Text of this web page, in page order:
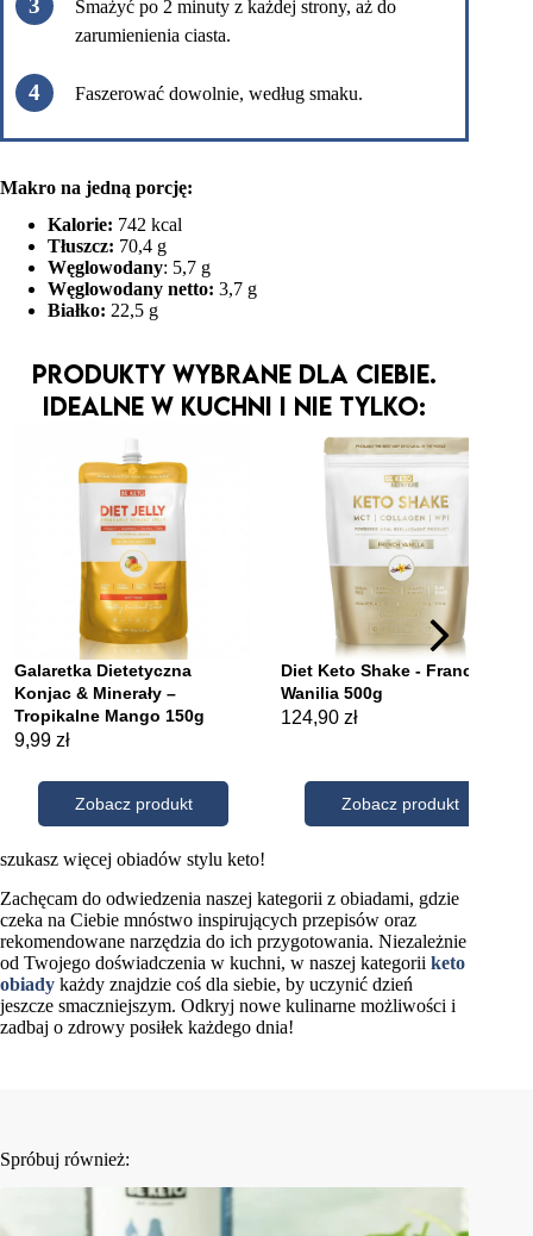
Smażyć po 2 minuty z każdej strony, aż do
zarumienienia ciasta.
Faszerować dowolnie, według smaku.
Makro na jedną porcję:
Kalorie: 742 kcal
Tłuszcz: 70,4 g
Węglowodany: 5,7 g
Węglowodany netto: 3,7 g
Białko: 22,5 g
Produkty wybrane dla Ciebie.
Idealne w kuchni i nie tylko:
szukasz więcej obiadów stylu keto!
Zachęcam do odwiedzenia naszej kategorii z obiadami, gdzie
czeka na Ciebie mnóstwo inspirujących przepisów oraz
rekomendowane narzędzia do ich przygotowania. Niezależnie
od Twojego doświadczenia w kuchni, w naszej kategorii keto
obiady każdy znajdzie coś dla siebie, by uczynić dzień
jeszcze smaczniejszym. Odkryj nowe kulinarne możliwości i
zadbaj o zdrowy posiłek każdego dnia!
Spróbuj również: